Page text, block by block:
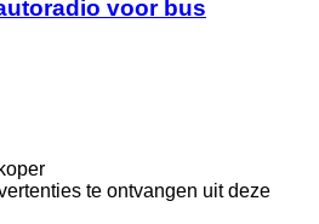
voor bus
te ontvangen uit deze